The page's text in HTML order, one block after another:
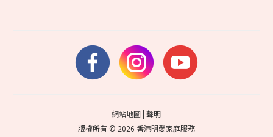
網站地圖|聲明
版權所有 © 2026 香港明愛家庭服務